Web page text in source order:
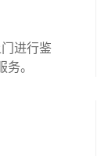
进行鉴
。